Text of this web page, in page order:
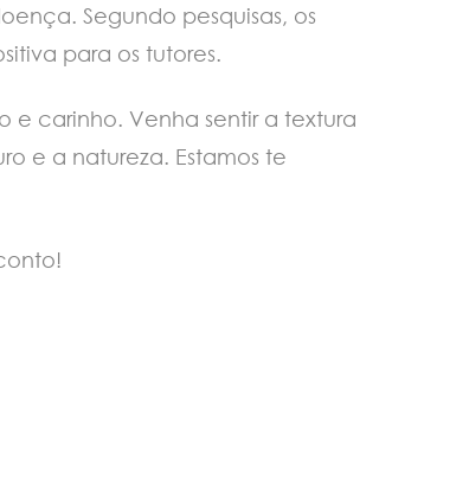
Segundo pesquisas, os
para os tutores.
e carinho. Venha sentir a textura
e a natureza. Estamos te